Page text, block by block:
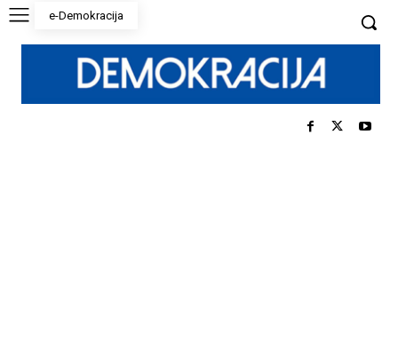
e-Demokracija